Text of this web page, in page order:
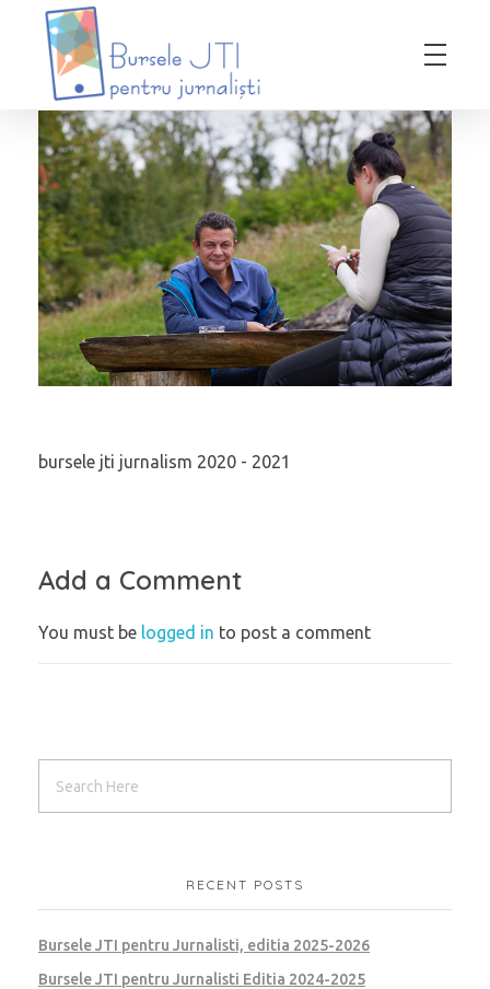
Bursele JTI pentru Jurnalisti
ediția 2018-2019
bursele jti jurnalism 2020 - 2021
Add a Comment
You must be logged in to post a comment
RECENT POSTS
Bursele JTI pentru Jurnalisti, editia 2025-2026
Bursele JTI pentru Jurnalisti Editia 2024-2025